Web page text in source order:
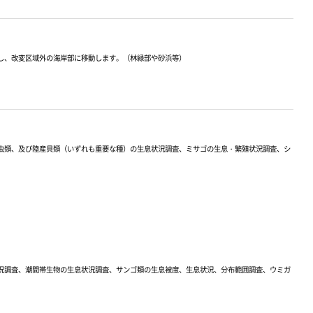
改変区域外の海岸部に移動します。（林緑部や砂浜等）
、及び陸産貝類（いずれも重要な種）の生息状況調査、ミサゴの生息・繁殖状況調査、シ
査、潮間帯生物の生息状況調査、サンゴ類の生息被度、生息状況、分布範囲調査、ウミガ